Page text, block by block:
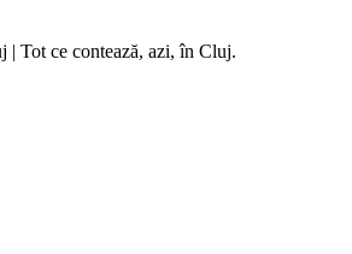
| Tot ce contează, azi, în Cluj.